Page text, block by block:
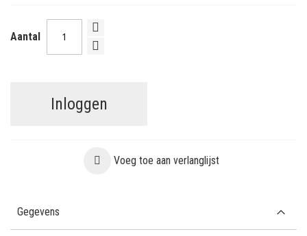
Aantal
Inloggen
Voeg toe aan verlanglijst
Gegevens